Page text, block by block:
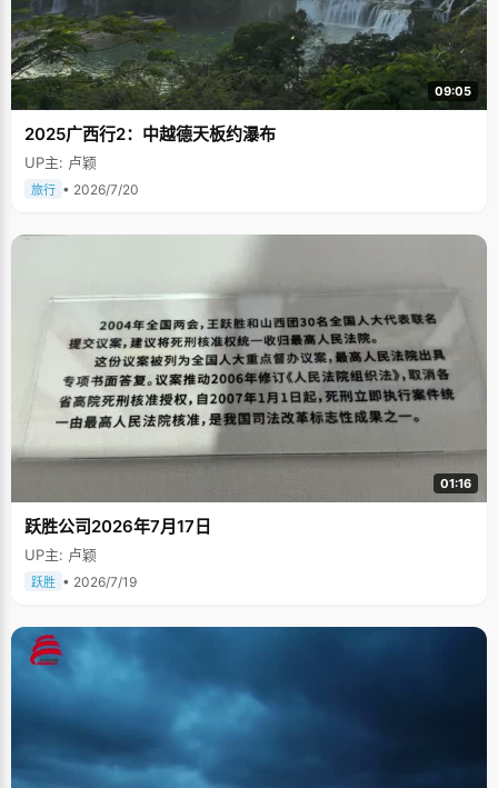
09:05
2025广西行2：中越德天板约瀑布
UP主: 卢颖
旅行 • 2026/7/20
01:16
跃胜公司2026年7月17日
UP主: 卢颖
跃胜 • 2026/7/19